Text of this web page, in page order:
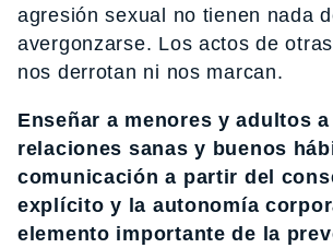
agresión sexual no tienen nada
avergonzarse. Los actos de
nos derrotan ni nos marcan.
Enseñar a menores y adultos
relaciones sanas y buenos
comunicación a partir del
explícito y la autonomía
elemento importante de la